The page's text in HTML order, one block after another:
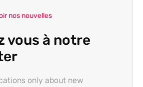
nos nouvelles
vous à notre
only about new